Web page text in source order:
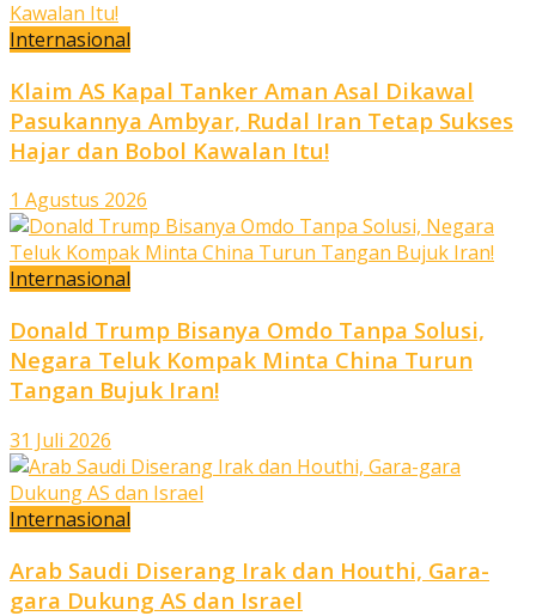
Internasional
Klaim AS Kapal Tanker Aman Asal Dikawal
Pasukannya Ambyar, Rudal Iran Tetap Sukses
Hajar dan Bobol Kawalan Itu!
1 Agustus 2026
Internasional
Donald Trump Bisanya Omdo Tanpa Solusi,
Negara Teluk Kompak Minta China Turun
Tangan Bujuk Iran!
31 Juli 2026
Internasional
Arab Saudi Diserang Irak dan Houthi, Gara-
gara Dukung AS dan Israel